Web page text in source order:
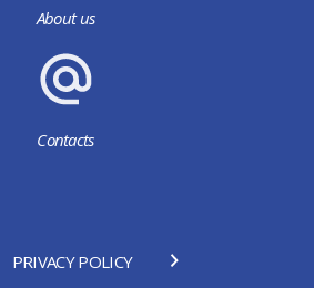
About us
Contacts
PRIVACY POLICY